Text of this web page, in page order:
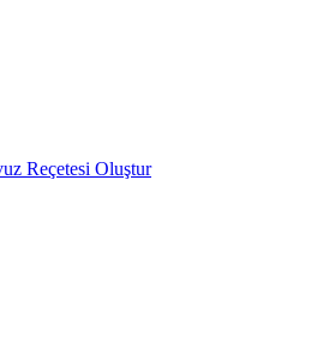
Reçetesi Oluştur